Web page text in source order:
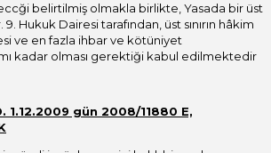
belirtilmiş olmakla birlikte, Yasada bir üst
Hukuk Dairesi tarafından, üst sınırın hâkim
ve en fazla ihbar ve kötüniyet
kadar olması gerektiği kabul edilmektedir
1.12.2009 gün 2008/11880 E,